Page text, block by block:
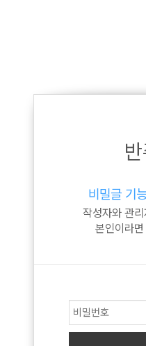
비밀글 기
작성자와 관
본인이라